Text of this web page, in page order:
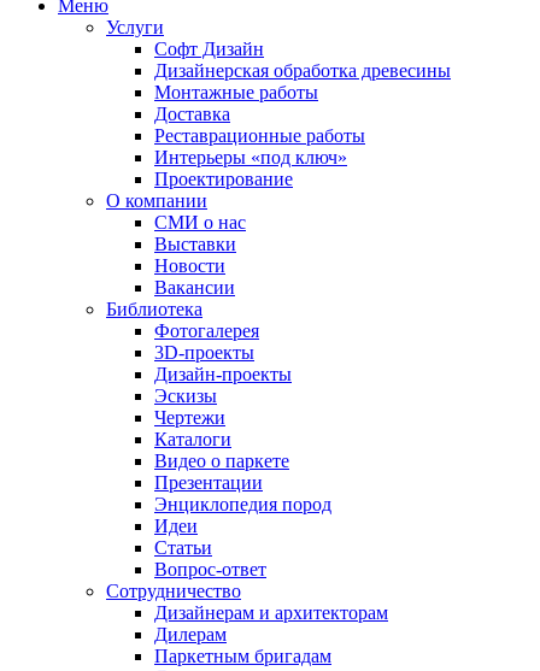
Меню
Услуги
Софт Дизайн
Дизайнерская обработка древесины
Монтажные работы
Доставка
Реставрационные работы
Интерьеры «под ключ»
Проектирование
О компании
СМИ о нас
Выставки
Новости
Вакансии
Библиотека
Фотогалерея
3D-проекты
Дизайн-проекты
Эскизы
Чертежи
Каталоги
Видео о паркете
Презентации
Энциклопедия пород
Идеи
Статьи
Вопрос-ответ
Сотрудничество
Дизайнерам и архитекторам
Дилерам
Паркетным бригадам